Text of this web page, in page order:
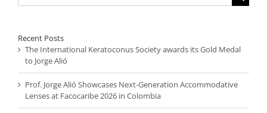
for:
Recent Posts
The International Keratoconus Society awards its Gold Medal
to Jorge Alió
Prof. Jorge Alió Showcases Next-Generation Accommodative
Lenses at Facocaribe 2026 in Colombia